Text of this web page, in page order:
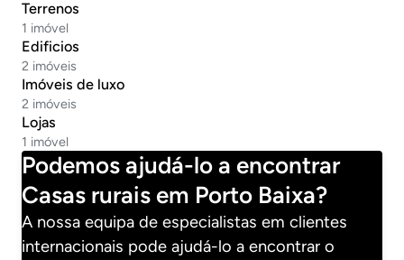
Terrenos
1 imóvel
Edificios
2 imóveis
Imóveis de luxo
2 imóveis
Lojas
1 imóvel
Podemos ajudá-lo a encontrar
Casas rurais em Porto Baixa?
A nossa equipa de especialistas em clientes
internacionais pode ajudá-lo a encontrar o